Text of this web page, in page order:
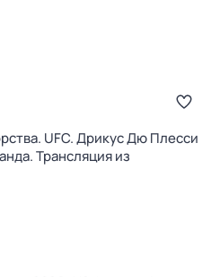
UFC. Дрикус Дю Плесси
Трансляция из